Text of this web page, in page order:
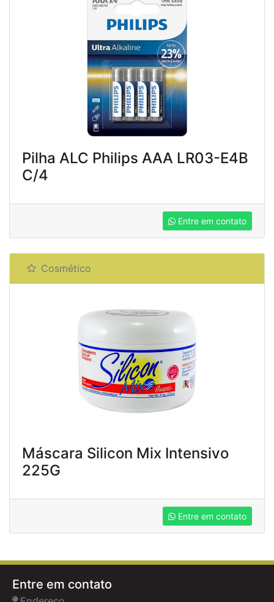
Pilha ALC Philips AAA LR03-E4B
C/4
Entre em contato
Cosmético
Máscara Silicon Mix Intensivo
225G
Entre em contato
Entre em contato